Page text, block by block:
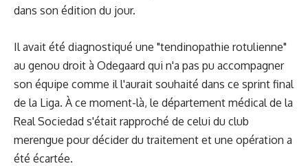
dans son édition du jour.
Il avait été diagnostiqué une "tendinopathie rotulienne"
au genou droit à Odegaard qui n'a pas pu accompagner
son équipe comme il l'aurait souhaité dans ce sprint final
de la Liga. À ce moment-là, le département médical de la
Real Sociedad s'était rapproché de celui du club
merengue pour décider du traitement et une opération a
été écartée.